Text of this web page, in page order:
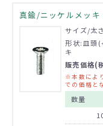
真鍮/ニッケルメッ
サイズ/太
形状:皿頭
キ
販売価格(
※本数によ
での価格と
数量